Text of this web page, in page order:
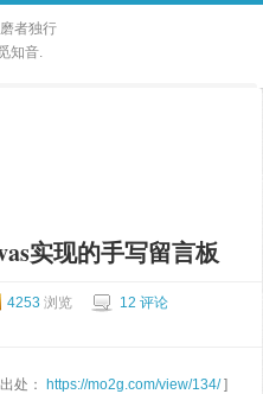
者独行
知音.
实现的手写留言板
4253 浏览
12 评论
处： https://mo2g.com/view/134/]